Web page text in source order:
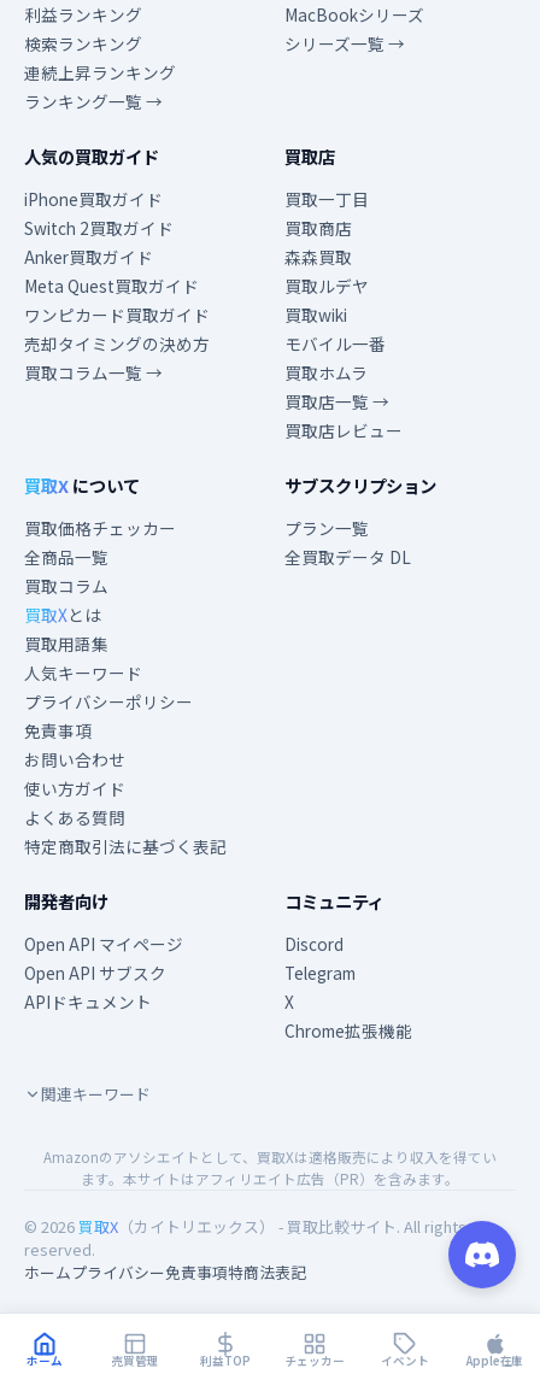
ホーム 売買管理 利益TOP チェッカー イベント Apple在庫
利益ランキング
検索ランキング
連続上昇ランキング
ランキング一覧 →
MacBookシリーズ
シリーズ一覧 →
人気の買取ガイド
iPhone買取ガイド
Switch 2買取ガイド
Anker買取ガイド
Meta Quest買取ガイド
ワンピカード買取ガイド
売却タイミングの決め方
買取コラム一覧 →
買取店
買取一丁目
買取商店
森森買取
買取ルデヤ
買取wiki
モバイル一番
買取ホムラ
買取店一覧 →
買取店レビュー
買取Xについて
買取価格チェッカー
全商品一覧
買取コラム
買取Xとは
買取用語集
人気キーワード
プライバシーポリシー
免責事項
お問い合わせ
使い方ガイド
よくある質問
特定商取引法に基づく表記
サブスクリプション
プラン一覧
全買取データ DL
開発者向け
Open API マイページ
Open API サブスク
APIドキュメント
コミュニティ
Discord
Telegram
X
Chrome拡張機能
関連キーワード
Amazonのアソシエイトとして、買取Xは適格販売により収入を得てい
ます。本サイトはアフィリエイト広告（PR）を含みます。
© 2026 買取X （カイトリエックス） - 買取比較サイト. All rights
reserved.
ホームプライバシー免責事項特商法表記